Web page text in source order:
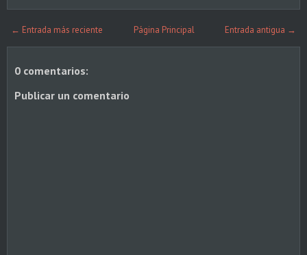
← Entrada más reciente Entrada antigua →
Página Principal
0 comentarios:
Publicar un comentario